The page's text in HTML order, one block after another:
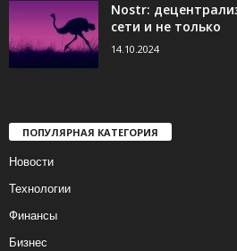
Nostr:
сети и не только
14.10.2024
ПОПУЛЯРНАЯ КАТЕГОРИЯ
Новости
Технологии
Финансы
Бизнес